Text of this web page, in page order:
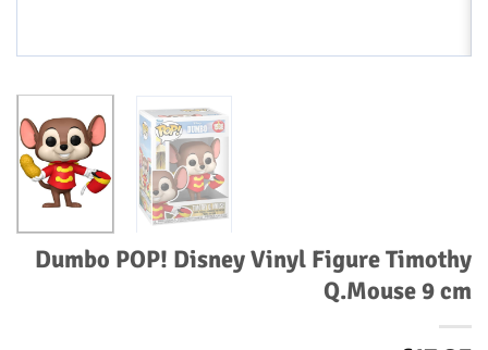
Dumbo POP! Disney Vinyl Figure Timothy
Q.Mouse 9 cm